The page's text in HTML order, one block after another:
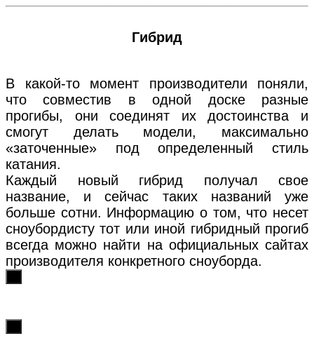
Гибрид
В какой-то момент производители поняли,
что совместив в одной доске разные
прогибы, они соединят их достоинства и
смогут делать модели, максимально
«заточенные» под определенный стиль
катания.
Каждый новый гибрид получал свое
название, и сейчас таких названий уже
больше сотни. Информацию о том, что несет
сноубордисту тот или иной гибридный прогиб
всегда можно найти на официальных сайтах
производителя конкретного сноуборда.